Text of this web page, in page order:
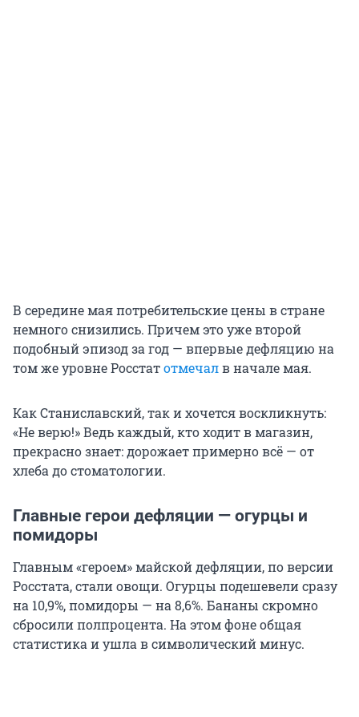
В середине мая потребительские цены в стране
немного снизились. Причем это уже второй
подобный эпизод за год — впервые дефляцию на
том же уровне Росстатотмечалв начале мая.
Как Станиславский, так и хочется воскликнуть:
«Не верю!» Ведь каждый, кто ходит в магазин,
прекрасно знает: дорожает примерно всё — от
хлеба до стоматологии.
Главные герои дефляции — огурцы и
помидоры
Главным «героем» майской дефляции, по версии
Росстата, стали овощи. Огурцы подешевели сразу
на 10,9%, помидоры — на 8,6%. Бананы скромно
сбросили полпроцента. На этом фоне общая
статистика и ушла в символический минус.